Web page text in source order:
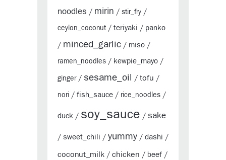
noodles / mirin / stir_fry /
ceylon_coconut / teriyaki / panko
/ minced_garlic / miso /
ramen_noodles / kewpie_mayo /
ginger/ sesame_oil / tofu /
nori / fish_sauce / rice_noodles /
duck / soy_sauce / sake
/ sweet_chili / yummy / dashi /
coconut_milk / chicken / beef /